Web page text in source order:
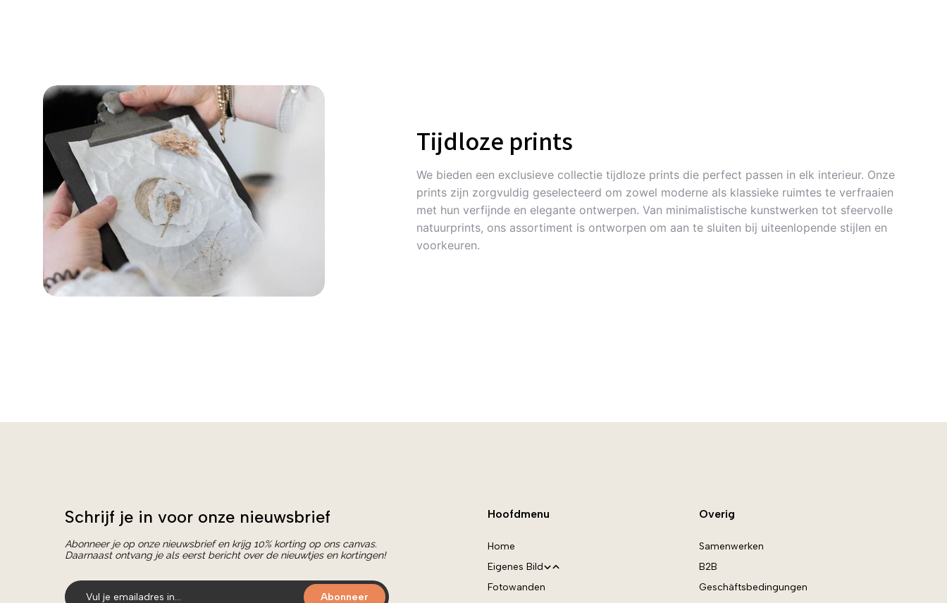
Tijdloze prints
We bieden een exclusieve collectie tijdloze prints die perfect passen in elk interieur. Onze
prints zijn zorgvuldig geselecteerd om zowel moderne als klassieke ruimtes te verfraaien
met hun verfijnde en elegante ontwerpen. Van minimalistische kunstwerken tot sfeervolle
natuurprints, ons assortiment is ontworpen om aan te sluiten bij uiteenlopende stijlen en
voorkeuren.
Schrijf je in voor onze nieuwsbrief
Abonneer je op onze nieuwsbrief en krijg 10% korting op ons canvas.
Daarnaast ontvang je als eerst bericht over de nieuwtjes en kortingen!
Abonneer
Hoofdmenu
Home
Eigenes Bild
Eigen foto
Fotowanden
Overig
Samenwerken
B2B
Geschäftsbedingungen